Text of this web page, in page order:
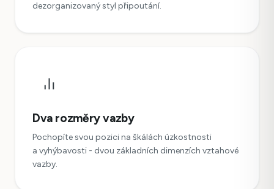
dezorganizovaný styl připoutání.
Dva rozměry vazby
Pochopíte svou pozici na škálách úzkostnosti
a vyhýbavosti - dvou základních dimenzích vztahové
vazby.